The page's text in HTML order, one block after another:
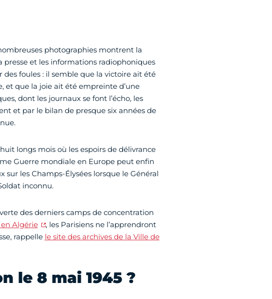
photographies montrent la
presse et les informations radiophoniques
foules : il semble que la victoire ait été
et que la joie ait été empreinte d’une
dont les journaux se font l’écho, les
et par le bilan de presque six années de
longs mois où les espoirs de délivrance
Guerre mondiale en Europe peut enfin
les Champs-Élysées lorsque le Général
inconnu.
des derniers camps de concentration
Algérie
, les Parisiens ne l’apprendront
rappelle le site des archives de la Ville de
le 8 mai 1945 ?